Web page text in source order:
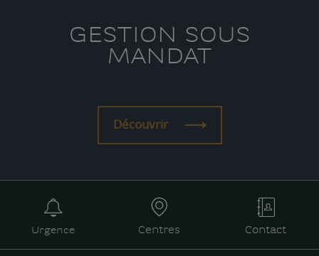
GESTION SOUS
MANDAT
Découvrir
Urgence Centres Contact